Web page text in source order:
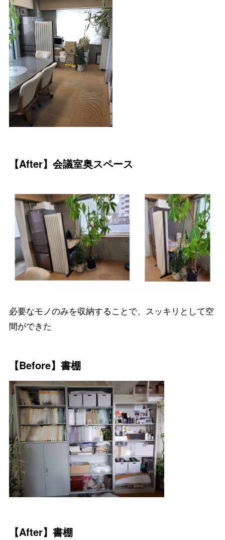
【After】会議室奥スペース
必要なモノのみを収納することで、スッキリとして空
間ができた
【Before】書棚
【After】書棚